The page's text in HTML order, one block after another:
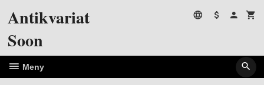
Antikvariat
Soon
Meny